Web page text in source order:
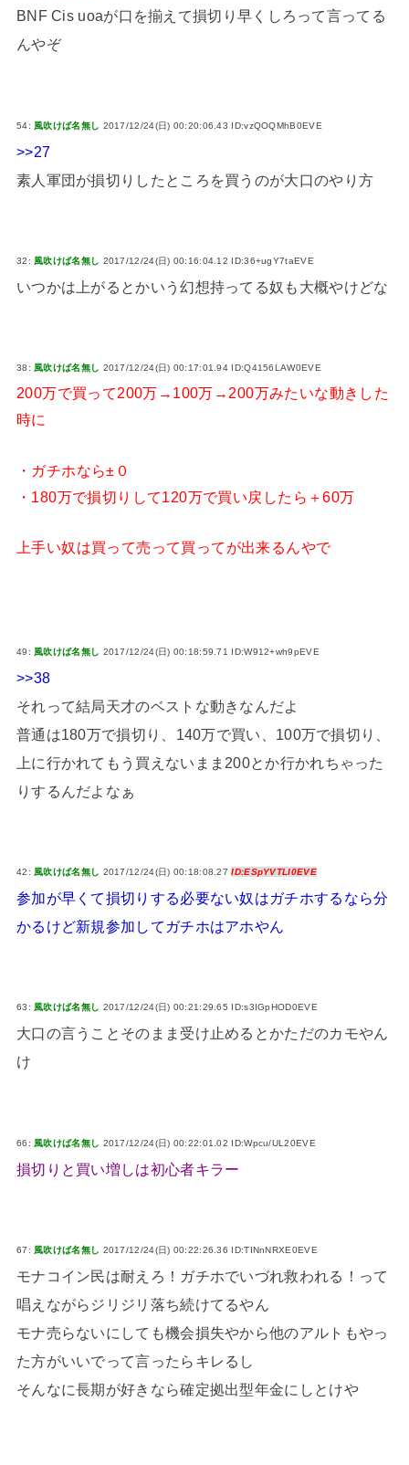
BNF Cis uoaが口を揃えて損切り早くしろって言ってる
んやぞ
54: 風吹けば名無し 2017/12/24(日) 00:20:06.43 ID:vzQOQMhB0EVE
>>27
素人軍団が損切りしたところを買うのが大口のやり方
32: 風吹けば名無し 2017/12/24(日) 00:16:04.12 ID:36+ugY7taEVE
いつかは上がるとかいう幻想持ってる奴も大概やけどな
38:風吹けば名無し 2017/12/24(日) 00:17:01.94 ID:Q4156LAW0EVE
200万で買って200万→100万→200万みたいな動きした
時に
・ガチホなら±０
・180万で損切りして120万で買い戻したら＋60万
上手い奴は買って売って買ってが出来るんやで
49: 風吹けば名無し 2017/12/24(日) 00:18:59.71 ID:W912+wh9pEVE
>>38
それって結局天才のベストな動きなんだよ
普通は180万で損切り、140万で買い、100万で損切り、
上に行かれてもう買えないまま200とか行かれちゃった
りするんだよなぁ
42: 風吹けば名無し 2017/12/24(日) 00:18:08.27ID:ESpYVTLI0EVE
参加が早くて損切りする必要ない奴はガチホするなら分
かるけど新規参加してガチホはアホやん
63:風吹けば名無し 2017/12/24(日) 00:21:29.65 ID:s3IGpHOD0EVE
大口の言うことそのまま受け止めるとかただのカモやん
け
66: 風吹けば名無し 2017/12/24(日) 00:22:01.02 ID:Wpcu/UL20EVE
損切りと買い増しは初心者キラー
67: 風吹けば名無し 2017/12/24(日) 00:22:26.36 ID:TINnNRXE0EVE
モナコイン民は耐えろ！ガチホでいづれ救われる！って
唱えながらジリジリ落ち続けてるやん
モナ売らないにしても機会損失やから他のアルトもやっ
た方がいいでって言ったらキレるし
そんなに長期が好きなら確定拠出型年金にしとけや